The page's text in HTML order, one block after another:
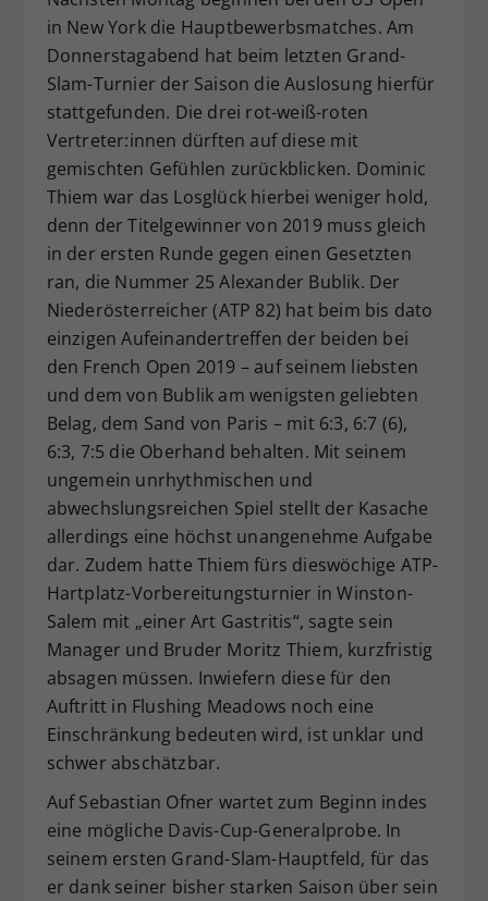
in New York die Hauptbewerbsmatches. Am
Donnerstagabend hat beim letzten Grand-
Slam-Turnier der Saison die Auslosung hierfür
stattgefunden. Die drei rot-weiß-roten
Vertreter:innen dürften auf diese mit
gemischten Gefühlen zurückblicken. Dominic
Thiem war das Losglück hierbei weniger hold,
denn der Titelgewinner von 2019 muss gleich
in der ersten Runde gegen einen Gesetzten
ran, die Nummer 25 Alexander Bublik. Der
Niederösterreicher (ATP 82) hat beim bis dato
einzigen Aufeinandertreffen der beiden bei
den French Open 2019 – auf seinem liebsten
und dem von Bublik am wenigsten geliebten
Belag, dem Sand von Paris – mit 6:3, 6:7 (6),
6:3, 7:5 die Oberhand behalten. Mit seinem
ungemein unrhythmischen und
abwechslungsreichen Spiel stellt der Kasache
allerdings eine höchst unangenehme Aufgabe
dar. Zudem hatte Thiem fürs dieswöchige ATP-
Hartplatz-Vorbereitungsturnier in Winston-
Salem mit „einer Art Gastritis“, sagte sein
Manager und Bruder Moritz Thiem, kurzfristig
absagen müssen. Inwiefern diese für den
Auftritt in Flushing Meadows noch eine
Einschränkung bedeuten wird, ist unklar und
schwer abschätzbar.
Auf Sebastian Ofner wartet zum Beginn indes
eine mögliche Davis-Cup-Generalprobe. In
seinem ersten Grand-Slam-Hauptfeld, für das
er dank seiner bisher starken Saison über sein
Dieser Wert speichert Ihre Consent-
Einstellungen. Unter anderem eine
zufällig generierte ID, für die
historische Speicherung Ihrer
vorgenommen Einstellungen, falls der
Webseiten-Betreiber dies eingestellt
hat.